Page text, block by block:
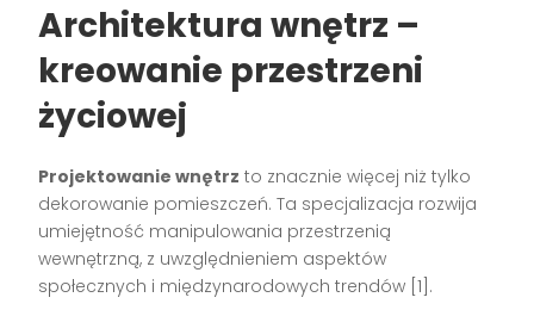
Architektura wnętrz –
kreowanie przestrzeni
życiowej
Projektowanie wnętrz to znacznie więcej niż tylko
dekorowanie pomieszczeń. Ta specjalizacja rozwija
umiejętność manipulowania przestrzenią
wewnętrzną, z uwzględnieniem aspektów
społecznych i międzynarodowych trendów [1].